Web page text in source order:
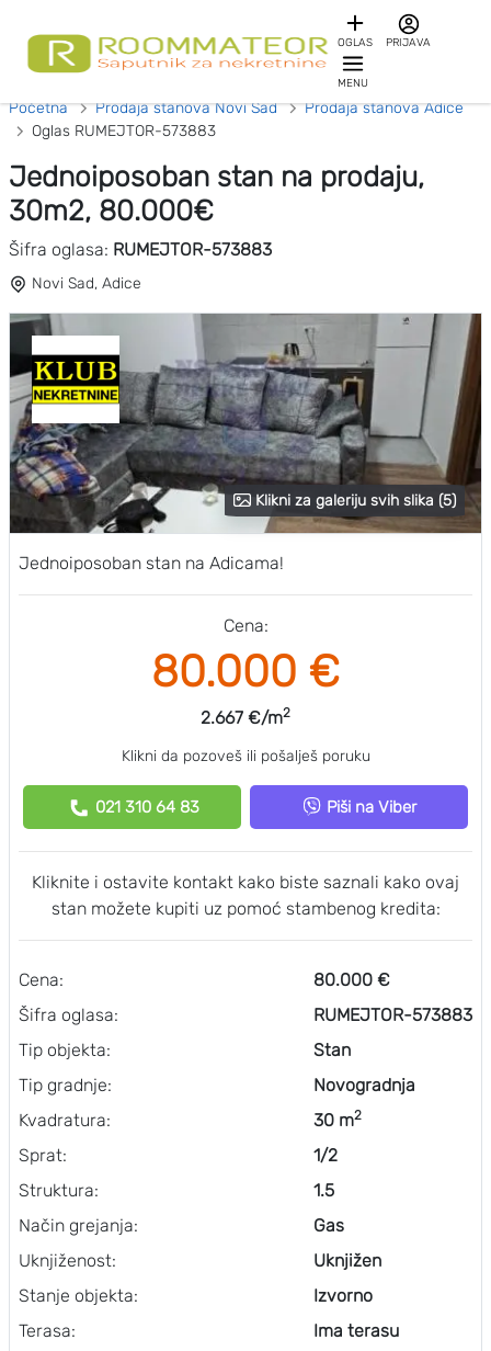
OGLAS PRIJAVA
MENU
Početna Prodaja stanova Novi Sad
Prodaja stanova Adice
Oglas RUMEJTOR-573883
Jednoiposoban stan na prodaju,
30m2, 80.000€
Šifra oglasa: RUMEJTOR-573883
Novi Sad, Adice
Klikni za galeriju svih slika (5)
Jednoiposoban stan na Adicama!
Cena:
80.000 €
2.667 €/m2
Klikni da pozoveš ili pošalješ poruku
021 310 64 83 Piši na Viber
Kliknite i ostavite kontakt kako biste saznali kako ovaj
stan možete kupiti uz pomoć stambenog kredita:
Cena:
Šifra oglasa:
Tip objekta:
Tip gradnje:
Kvadratura:
Sprat:
Struktura:
Način grejanja:
Uknjiženost:
Stanje objekta:
Terasa:
80.000 €
RUMEJTOR-573883
Stan
Novogradnja
30 m2
1/2
1.5
Gas
Uknjižen
Izvorno
Ima terasu